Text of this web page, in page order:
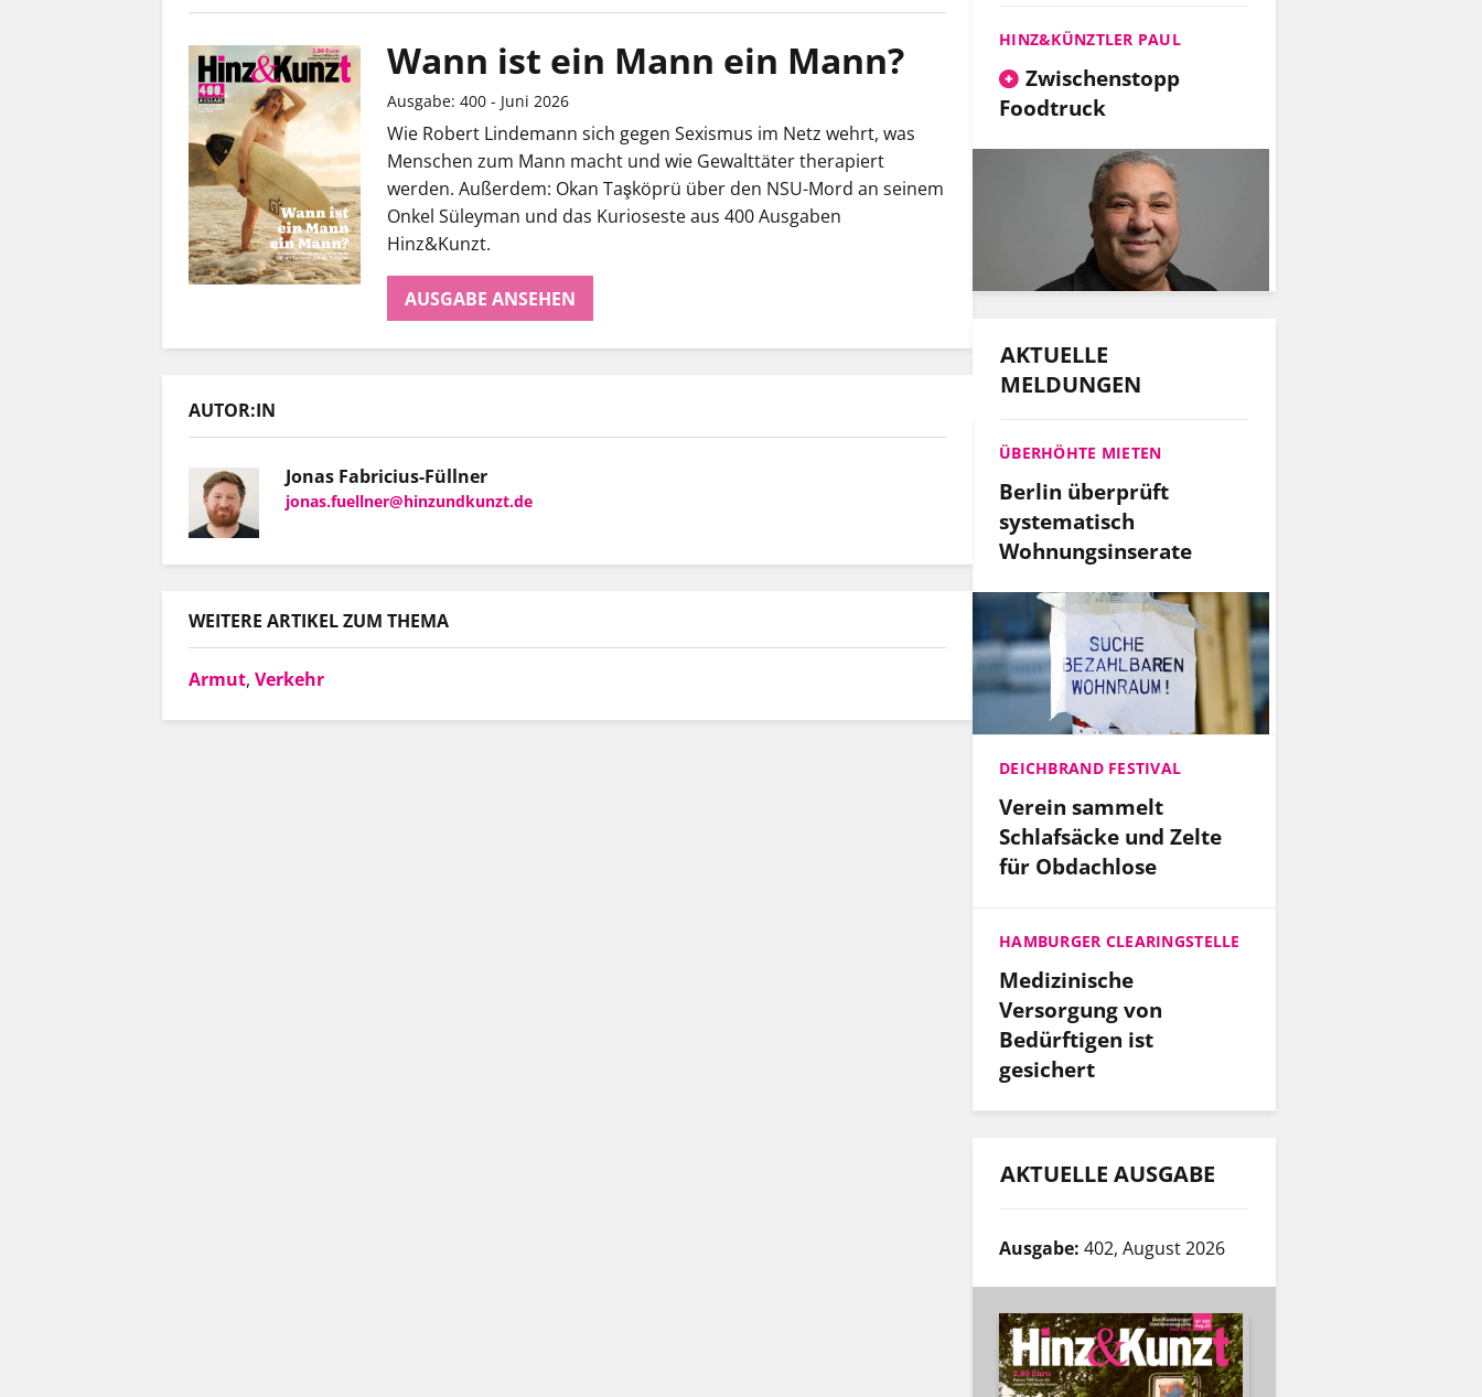
Wann ist ein Mann ein Mann?
Ausgabe: 400 - Juni 2026
Wie Robert Lindemann sich gegen Sexismus im Netz wehrt, was
Menschen zum Mann macht und wie Gewalttäter therapiert
werden. Außerdem: Okan Taşköprü über den NSU-Mord an seinem
Onkel Süleyman und das Kurioseste aus 400 Ausgaben
Hinz&Kunzt.
AUSGABE ANSEHEN
AUTOR:IN
Jonas Fabricius-Füllner
jonas.fuellner@hinzundkunzt.de
WEITERE ARTIKEL ZUM THEMA
Armut, Verkehr
HINZ&KÜNZTLER PAUL
Zwischenstopp
Foodtruck
AKTUELLE
MELDUNGEN
ÜBERHÖHTE MIETEN
Berlin überprüft
systematisch
Wohnungsinserate
DEICHBRAND FESTIVAL
Verein sammelt
Schlafsäcke und Zelte
für Obdachlose
HAMBURGER CLEARINGSTELLE
Medizinische
Versorgung von
Bedürftigen ist
gesichert
AKTUELLE AUSGABE
Ausgabe: 402, August 2026